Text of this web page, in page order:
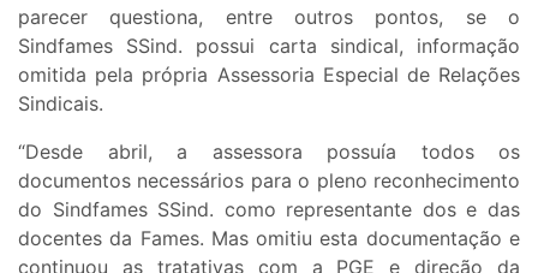
parecer questiona, entre outros pontos, se o
Sindfames SSind. possui carta sindical, informação
omitida pela própria Assessoria Especial de Relações
Sindicais.
“Desde abril, a assessora possuía todos os
documentos necessários para o pleno reconhecimento
do Sindfames SSind. como representante dos e das
docentes da Fames. Mas omitiu esta documentação e
continuou as tratativas com a PGE e direção da